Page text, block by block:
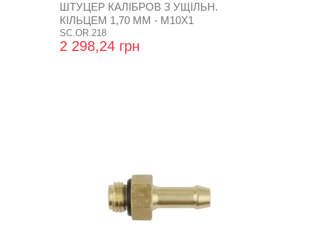
ШТУЦЕР КАЛІБРОВ З УЩІЛЬН.
КІЛЬЦЕМ 1,70 ММ - М10Х1
SC.OR.218
2 298,24 грн